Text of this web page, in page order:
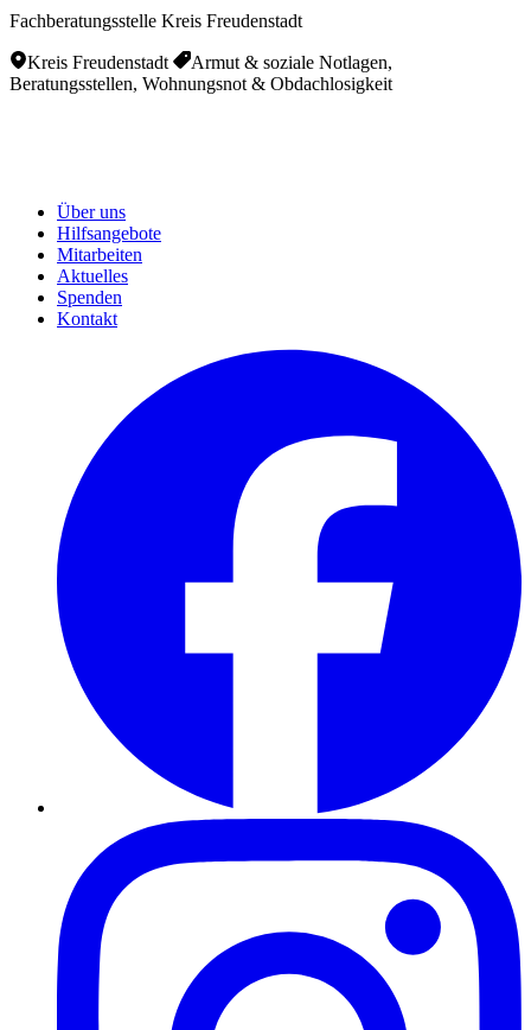
Fachberatungsstelle Kreis Freudenstadt
Kreis Freudenstadt
Armut & soziale Notlagen,
Beratungsstellen, Wohnungsnot & Obdachlosigkeit
Über uns
Hilfsangebote
Mitarbeiten
Aktuelles
Spenden
Kontakt